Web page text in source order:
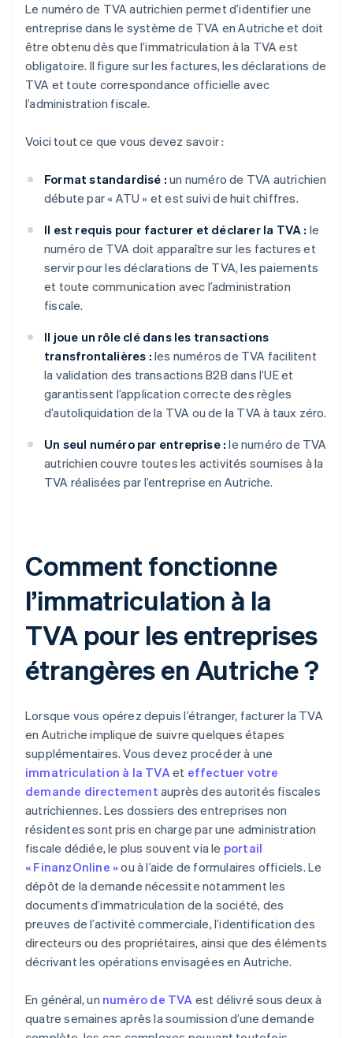
Le numéro de TVA autrichien permet d’identifier une
entreprise dans le système de TVA en Autriche et doit
être obtenu dès que l’immatriculation à la TVA est
obligatoire. Il figure sur les factures, les déclarations de
TVA et toute correspondance officielle avec
l’administration fiscale.
Voici tout ce que vous devez savoir :
Format standardisé : un numéro de TVA autrichien
débute par « ATU » et est suivi de huit chiffres.
Il est requis pour facturer et déclarer la TVA : le
numéro de TVA doit apparaître sur les factures et
servir pour les déclarations de TVA, les paiements
et toute communication avec l’administration
fiscale.
Il joue un rôle clé dans les transactions
transfrontalières : les numéros de TVA facilitent
la validation des transactions B2B dans l’UE et
garantissent l’application correcte des règles
d’autoliquidation de la TVA ou de la TVA à taux zéro.
Un seul numéro par entreprise : le numéro de TVA
autrichien couvre toutes les activités soumises à la
TVA réalisées par l’entreprise en Autriche.
Comment fonctionne
l’immatriculation à la
TVA pour les entreprises
étrangères en Autriche ?
Lorsque vous opérez depuis l’étranger, facturer la TVA
en Autriche implique de suivre quelques étapes
supplémentaires. Vous devez procéder à une
immatriculation à la TVAet effectuer votre
demande directement auprès des autorités fiscales
autrichiennes. Les dossiers des entreprises non
résidentes sont pris en charge par une administration
fiscale dédiée, le plus souvent via le portail
« FinanzOnline »ou à l’aide de formulaires officiels. Le
dépôt de la demande nécessite notamment les
documents d’immatriculation de la société, des
preuves de l’activité commerciale, l’identification des
directeurs ou des propriétaires, ainsi que des éléments
décrivant les opérations envisagées en Autriche.
En général, un numéro de TVA est délivré sous deux à
quatre semaines après la soumission d’une demande